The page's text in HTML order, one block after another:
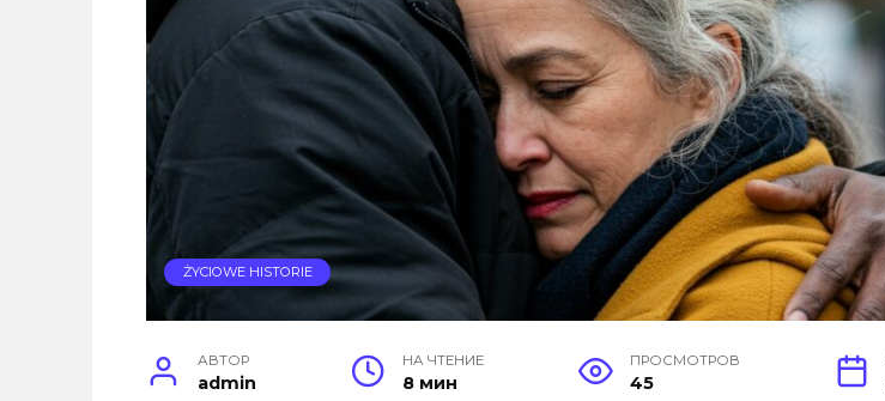
ŻYCIOWE HISTORIE
АВТОР
admin
НА ЧТЕНИЕ
8 мин
ПРОСМОТРОВ
45